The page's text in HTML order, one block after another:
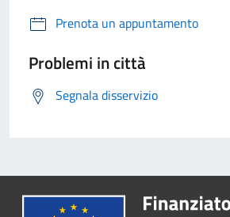
Prenota un appuntamento
Problemi in città
Segnala disservizio